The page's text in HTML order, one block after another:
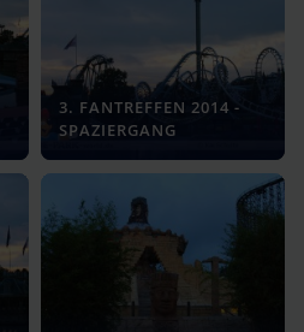
3. FANTREFFEN 2014 -
SPAZIERGANG